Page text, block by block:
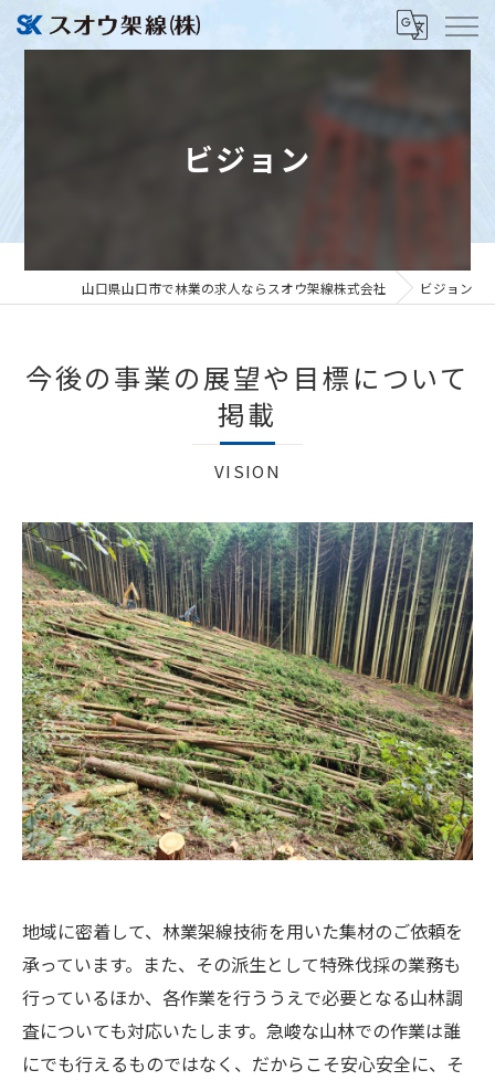
ビジョン
山口県山口市で林業の求人ならスオウ架線株式会社 ビジョン
今後の事業の展望や目標について
掲載
VISION
地域に密着して、林業架線技術を用いた集材のご依頼を
承っています。また、その派生として特殊伐採の業務も
行っているほか、各作業を行ううえで必要となる山林調
査についても対応いたします。急峻な山林での作業は誰
にでも行えるものではなく、だからこそ安心安全に、そ